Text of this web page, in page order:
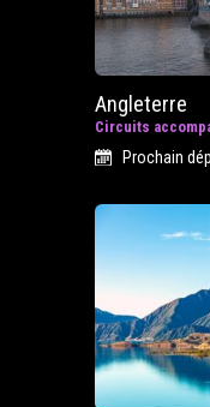
Angleterre
Circuits
Prochain